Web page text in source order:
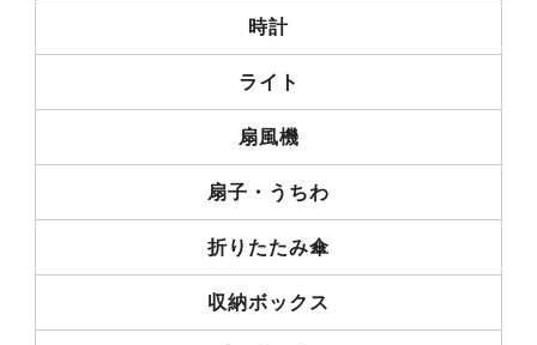
時計
ライト
扇風機
扇子・うちわ
折りたたみ傘
収納ボックス